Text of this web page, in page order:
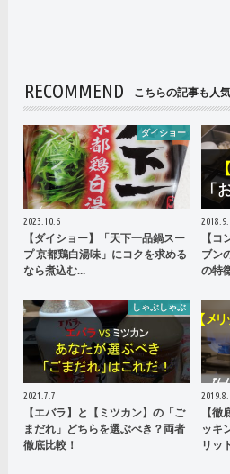
RECOMMEND こちらの記事も人気
ダイショー
2023.10.6
【ダイショー】「天下一品鍋スー
プ 京都鶏白湯味」にコクを求める
なら煮込む…
【
ブン
の特
しゃぶしゃぶ
2021.7.7
【エバラ】と【ミツカン】の「ご
まだれ」どちらを選ぶべき？両者
徹底比較！
【
ッキ
リッ